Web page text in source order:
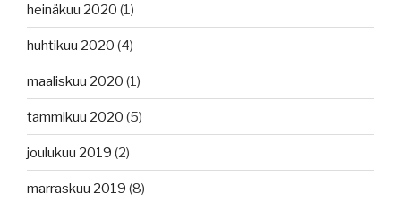
heinäkuu 2020 (1)
huhtikuu 2020 (4)
maaliskuu 2020 (1)
tammikuu 2020 (5)
joulukuu 2019 (2)
marraskuu 2019 (8)